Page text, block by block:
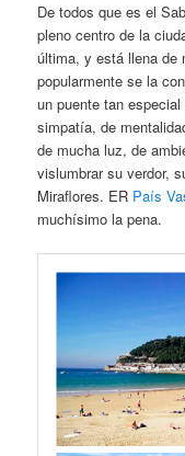
De todos que es el
pleno centro de la
última, y está llena de
popularmente se la
un puente tan
simpatía, de
de mucha luz, de
vislumbrar su verdor,
Miraflores. ER País
muchísimo la pena.